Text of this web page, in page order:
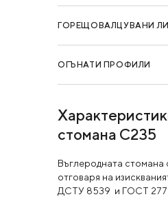
ГОРЕЩОВАЛЦУВАНИ
ОГЪНАТИ ПРОФИЛИ
стомана С235
Въглеродната стомана
отговаря на
ДСТУ 8539 и ГОСТ